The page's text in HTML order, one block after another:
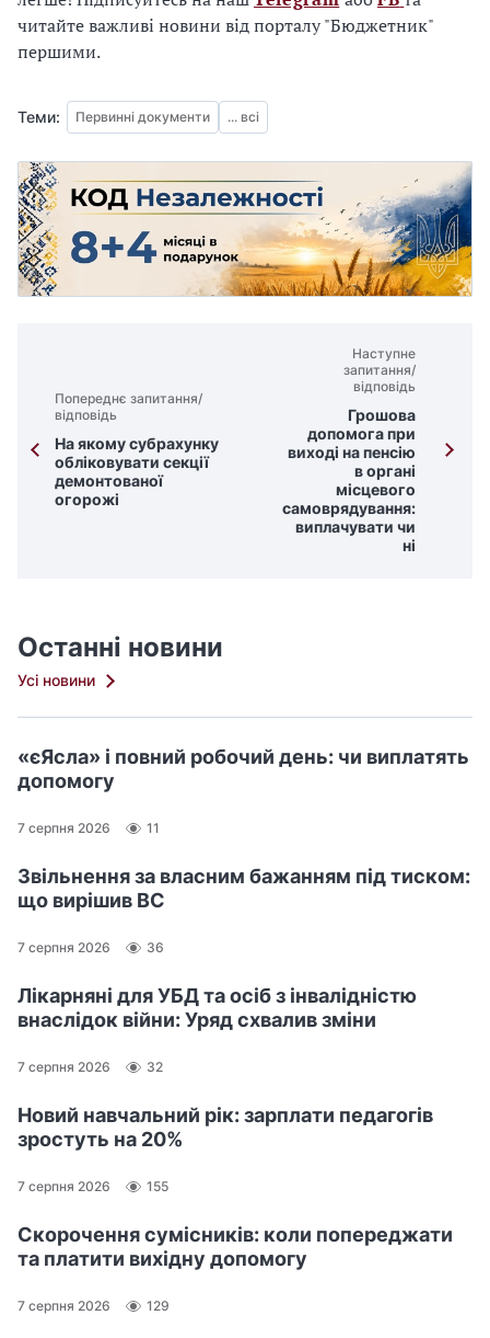
читайте важливі новини від порталу "Бюджетник"
першими.
Теми: Первинні документи ... всі
Попереднє запитання/
відповідь
На якому субрахунку
обліковувати секції
демонтованої
огорожі
Наступне
запитання/
відповідь
Грошова
допомога при
виході на пенсію
в органі
місцевого
самоврядування:
виплачувати чи
ні
Останні новини
Усі новини
«єЯсла» і повний робочий день: чи виплатять
допомогу
7 серпня 2026 11
Звільнення за власним бажанням під тиском:
що вирішив ВС
7 серпня 2026 36
Лікарняні для УБД та осіб з інвалідністю
внаслідок війни: Уряд схвалив зміни
7 серпня 2026 32
Новий навчальний рік: зарплати педагогів
зростуть на 20%
7 серпня 2026 155
Скорочення сумісників: коли попереджати
та платити вихідну допомогу
7 серпня 2026 129